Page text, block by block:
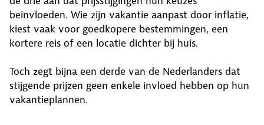
beïnvloeden. Wie zijn vakantie aanpast door inflatie,
kiest vaak voor goedkopere bestemmingen, een
kortere reis of een locatie dichter bij huis.
Toch zegt bijna een derde van de Nederlanders dat
stijgende prijzen geen enkele invloed hebben op hun
vakantieplannen.